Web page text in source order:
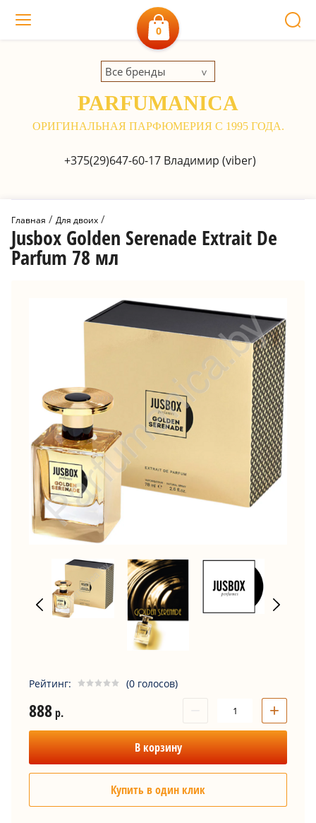
0
+375(29)647-60-17Владимир (viber)
Все бренды
PARFUMANICA
ОРИГИНАЛЬНАЯ ПАРФЮМЕРИЯ С 1995 ГОДА.
Главная / Для двоих /
Jusbox Golden Serenade Extrait De
Parfum 78 мл
Рейтинг: (0 голосов)
888р. +
В корзину
Купить в один клик